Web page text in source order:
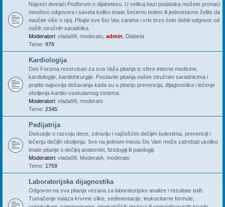
Najveći domaći Podforum o dijabetesu. U velikoj bazi podataka možete pronaći
mnoštvo odgovora i saveta koliko imate šećernu bolest ili jednostavno želite da
naučite više o njoj. Pitajte sve što Vas zanima i vrlo brzo ćete dobiti odgovor od
naših stručnih saradnika.
Moderatori: vlada99 moderato admin
Diabeta
Teme: 978
Kardiologija
Deo Foruma rezervisan za sva Vaša pitanja iz sfere interne medicine,
kardiologije, kardiohirurgije. Postavite pitanja našim stručnim saradnicima i
pratite najnovija dešavanja kada su u pitanju prevencija, dijagnostika i lečenje
oboljenja kardio-vaskularnog sistema.
Moderatori: vlada99 moderato
Teme: 2345
Pedijatrija
Diskusije o razvoju dece, zdravlju i najčešćim dečijim bolestima, prevenciji i
lečenju dečijih oboljenja. Sve na jednom mestu što Vam može zatrebati ukoliko
imate pitanje o dečijoj anatomini, fiziologiji ili patologiji.
Moderatori: vlada99 ModeratA moderato
Teme: 1759
Laboratorijska dijagnostika
Odgovori na sva pitanja vezana za laboratorijske analize i rezultate istih.
Tumačenje nalaza krvnne slike, sedimentacije, leukocitarne formule,